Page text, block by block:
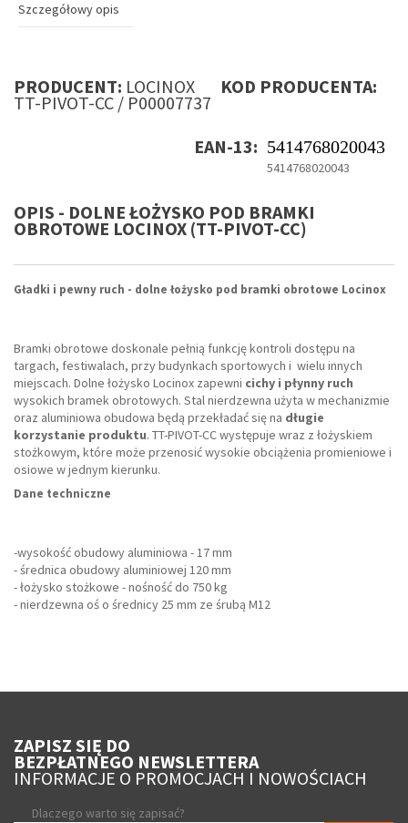
Szczegółowy opis
PRODUCENT: LOCINOX KOD PRODUCENTA:
TT-PIVOT-CC / P00007737
EAN-13: 5414768020043
5414768020043
OPIS - DOLNE ŁOŻYSKO POD BRAMKI
OBROTOWE LOCINOX (TT-PIVOT-CC)
Gładki i pewny ruch - dolne łożysko pod bramki obrotowe Locinox
Bramki obrotowe doskonale pełnią funkcję kontroli dostępu na
targach, festiwalach, przy budynkach sportowych i wielu innych
miejscach. Dolne łożysko Locinox zapewni cichy i płynny ruch
wysokich bramek obrotowych. Stal nierdzewna użyta w mechanizmie
oraz aluminiowa obudowa będą przekładać się na długie
korzystanie produktu. TT-PIVOT-CC występuje wraz z łożyskiem
stożkowym, które może przenosić wysokie obciążenia promieniowe i
osiowe w jednym kierunku.
Dane techniczne
-wysokość obudowy aluminiowa - 17 mm
- średnica obudowy aluminiowej 120 mm
- łożysko stożkowe - nośność do 750 kg
- nierdzewna oś o średnicy 25 mm ze śrubą M12
ZAPISZ SIĘ DO
BEZPŁATNEGO NEWSLETTERA
INFORMACJE O PROMOCJACH I NOWOŚCIACH
Dlaczego warto się zapisać?